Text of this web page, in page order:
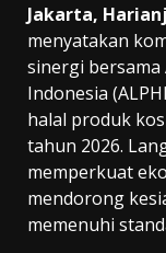
Jakarta,
menyatakan
sinergi bersama
Indonesia
halal produk
tahun 2026.
memperkuat
mendorong
memenuhi